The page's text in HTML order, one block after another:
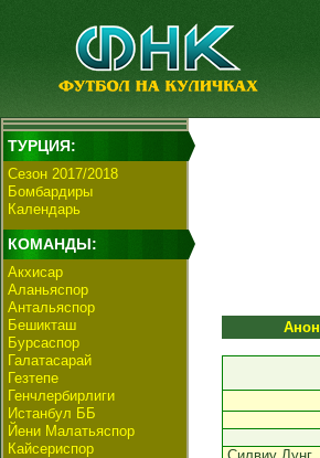
ТУРЦИЯ:
Сезон 2017/2018
Бомбардиры
Календарь
КОМАНДЫ:
Акхисар
Аланьяспор
Антальяспор
Бешикташ
Бурсаспор
Галатасарай
Гезтепе
Генчлербирлиги
Истанбул ББ
Йени Малатьяспор
Кайсериспор